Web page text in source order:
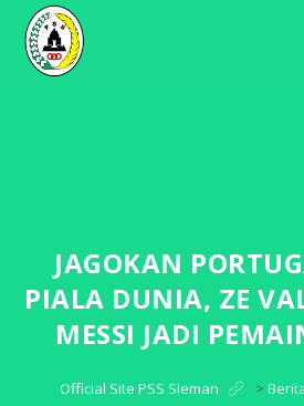
JAGOKAN
PIALA DUNIA, ZE
MESSI JADI
Official Site PSS Sleman >